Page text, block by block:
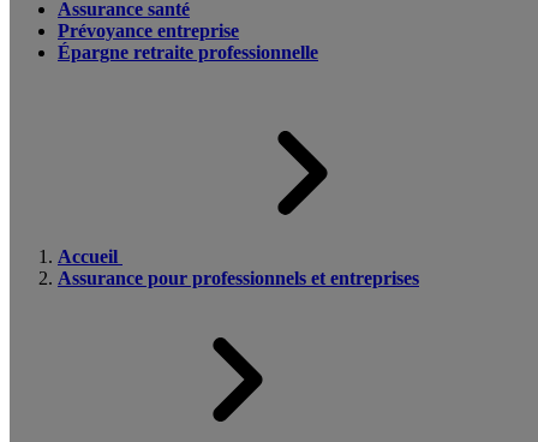
Assurance santé
Prévoyance entreprise
Épargne retraite professionnelle
Accueil
Assurance pour professionnels et entreprises